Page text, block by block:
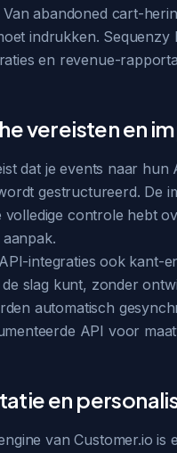
Van abandoned cart-
indrukken.
en revenue-
vereisten en
dat je events naar
gestructureerd. De
volledige controle hebt
integraties ook kant-
slag kunt, zonder
automatisch
API voor
en
van Customer.io